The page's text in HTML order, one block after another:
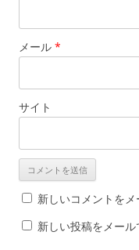
メール *
サイト
新しいコメントを
新しい投稿をメール